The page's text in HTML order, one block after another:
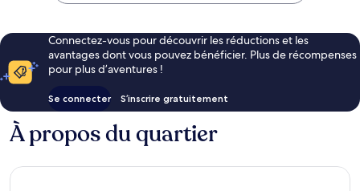
Connectez-vous pour découvrir les réductions et les
avantages dont vous pouvez bénéficier. Plus de récompenses
pour plus d’aventures !
Se connecter S’inscrire gratuitement
À propos du quartier